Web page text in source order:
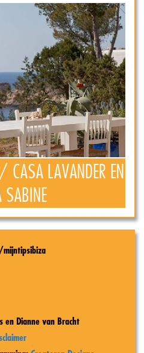
LAVANDER EN
SABINE
en Dianne van Bracht